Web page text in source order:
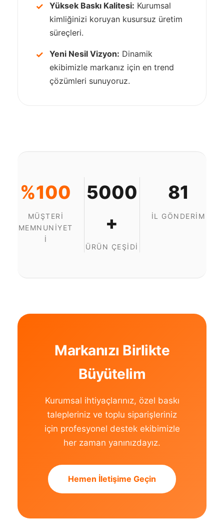
✓ Yüksek Baskı Kalitesi: Kurumsal
kimliğinizi koruyan kusursuz üretim
süreçleri.
✓ Yeni Nesil Vizyon: Dinamik
ekibimizle markanız için en trend
çözümleri sunuyoruz.
%100
MÜŞTERI
MEMNUNIYET
I
5000
+
ÜRÜN ÇEŞIDI
81
İL GÖNDERIM
Markanızı Birlikte
Büyütelim
Kurumsal ihtiyaçlarınız, özel baskı
talepleriniz ve toplu siparişleriniz
için profesyonel destek ekibimizle
her zaman yanınızdayız.
Hemen İletişime Geçin